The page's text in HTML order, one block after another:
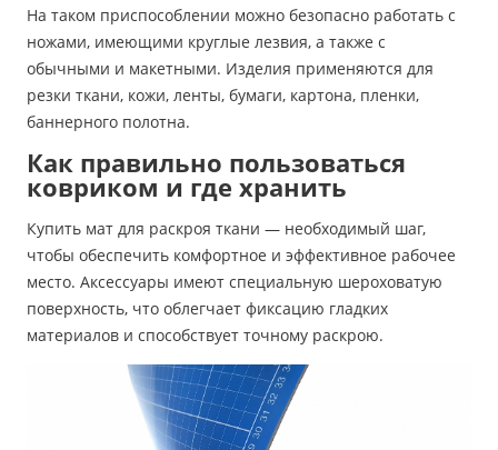
На таком приспособлении можно безопасно работать с
ножами, имеющими круглые лезвия, а также с
обычными и макетными. Изделия применяются для
резки ткани, кожи, ленты, бумаги, картона, пленки,
баннерного полотна.
Как правильно пользоваться
ковриком и где хранить
Купить мат для раскроя ткани — необходимый шаг,
чтобы обеспечить комфортное и эффективное рабочее
место. Аксессуары имеют специальную шероховатую
поверхность, что облегчает фиксацию гладких
материалов и способствует точному раскрою.